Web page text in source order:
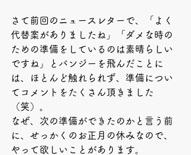
さて前回のニュースレターで、「よく
代替案がありましたね」「ダメな時の
ための準備をしているのは素晴らしい
ですね」とバンジーを飛んだことに
は、ほとんど触れられず、準備につい
てコメントをたくさん頂きました
（笑）。
なぜ、次の準備ができたのかと言う前
に、せっかくのお正月の休みなので、
やって欲しいことがあります。